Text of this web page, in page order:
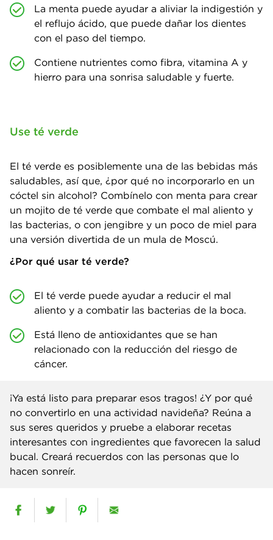
La menta puede ayudar a aliviar la indigestión y
el reflujo ácido, que puede dañar los dientes
con el paso del tiempo.
Contiene nutrientes como fibra, vitamina A y
hierro para una sonrisa saludable y fuerte.
Use té verde
El té verde es posiblemente una de las bebidas más
saludables, así que, ¿por qué no incorporarlo en un
cóctel sin alcohol? Combínelo con menta para crear
un mojito de té verde que combate el mal aliento y
las bacterias, o con jengibre y un poco de miel para
una versión divertida de un mula de Moscú.
¿Por qué usar té verde?
El té verde puede ayudar a reducir el mal
aliento y a combatir las bacterias de la boca.
Está lleno de antioxidantes que se han
relacionado con la reducción del riesgo de
cáncer.
¡Ya está listo para preparar esos tragos! ¿Y por qué
no convertirlo en una actividad navideña? Reúna a
sus seres queridos y pruebe a elaborar recetas
interesantes con ingredientes que favorecen la salud
bucal. Creará recuerdos con las personas que lo
hacen sonreír.